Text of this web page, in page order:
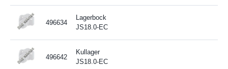
496634
Lagerbock
JS18.0-EC
496642
Kullager
JS18.0-EC